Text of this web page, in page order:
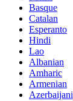
Basque
Catalan
Esperanto
Hindi
Lao
Albanian
Amharic
Armenian
Azerbaijani